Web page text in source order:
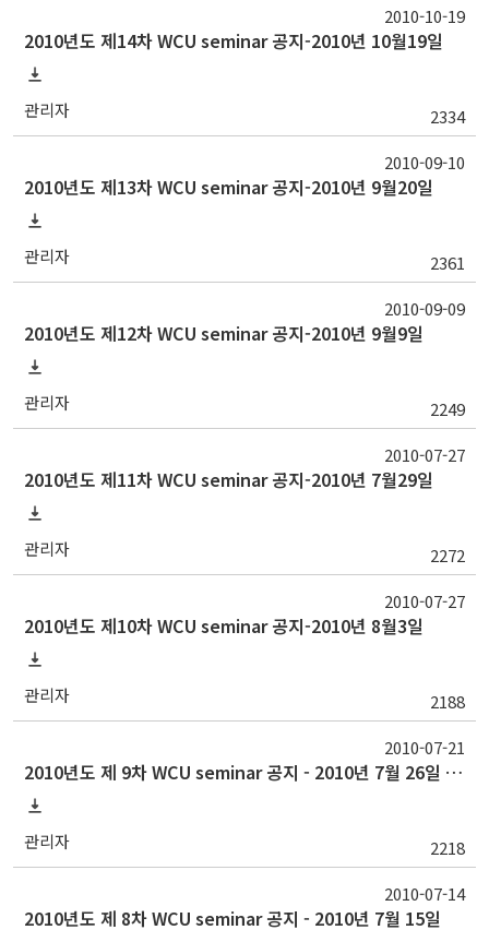
2010년도 제14차 WCU seminar 공지-2010년 10월19일
관리자 2334
2010-10-19
2010년도 제13차 WCU seminar 공지-2010년 9월20일
관리자 2361
2010-09-10
2010년도 제12차 WCU seminar 공지-2010년 9월9일
관리자 2249
2010-09-09
2010년도 제11차 WCU seminar 공지-2010년 7월29일
관리자 2272
2010-07-27
2010년도 제10차 WCU seminar 공지-2010년 8월3일
관리자 2188
2010-07-27
2010년도 제 9차 WCU seminar 공지 - 2010년 7월 26일 (월)
관리자 2218
2010-07-21
2010년도 제 8차 WCU seminar 공지 - 2010년 7월 15일
2010-07-14